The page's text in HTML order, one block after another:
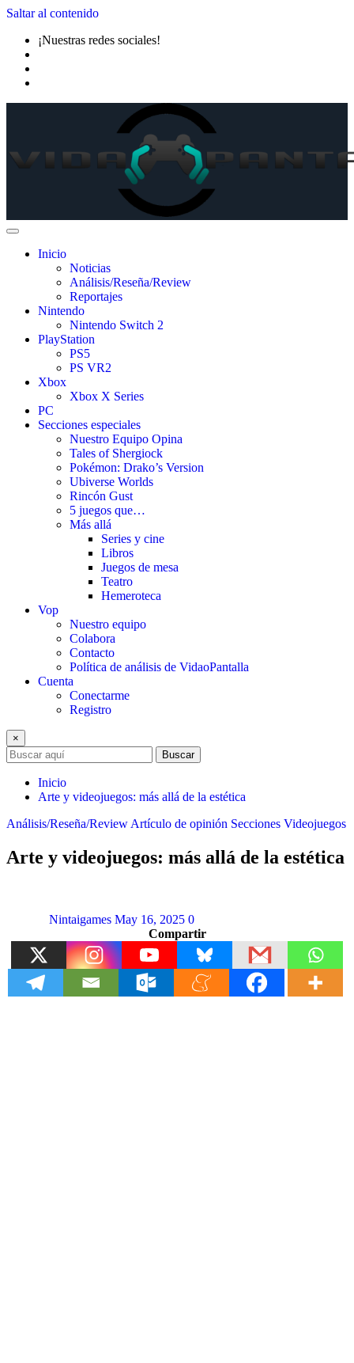
Saltar al contenido
¡Nuestras redes sociales!
Inicio
Noticias
Análisis/Reseña/Review
Reportajes
Nintendo
Nintendo Switch 2
PlayStation
PS5
PS VR2
Xbox
Xbox X Series
PC
Secciones especiales
Nuestro Equipo Opina
Tales of Shergiock
Pokémon: Drako’s Version
Ubiverse Worlds
Rincón Gust
5 juegos que…
Más allá
Series y cine
Libros
Juegos de mesa
Teatro
Hemeroteca
Vop
Nuestro equipo
Colabora
Contacto
Política de análisis de VidaoPantalla
Cuenta
Conectarme
Registro
×
Buscar
Inicio
Arte y videojuegos: más allá de la estética
Análisis/Reseña/Review Artículo de opinión Secciones Videojuegos
Arte y videojuegos: más allá de la estética
Nintaigames May 16, 2025 0
Compartir